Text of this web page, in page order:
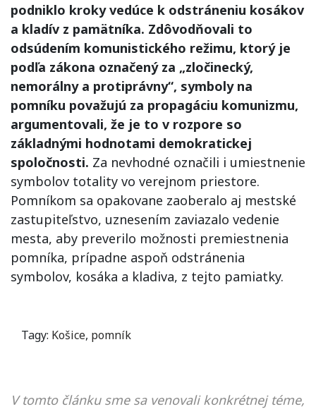
podniklo kroky vedúce k odstráneniu kosákov
a kladív z pamätníka. Zdôvodňovali to
odsúdením komunistického režimu, ktorý je
podľa zákona označený za „zločinecký,
nemorálny a protiprávny“, symboly na
pomníku považujú za propagáciu komunizmu,
argumentovali, že je to v rozpore so
základnými hodnotami demokratickej
spoločnosti. Za nevhodné označili i umiestnenie
symbolov totality vo verejnom priestore.
Pomníkom sa opakovane zaoberalo aj mestské
zastupiteľstvo, uznesením zaviazalo vedenie
mesta, aby preverilo možnosti premiestnenia
pomníka, prípadne aspoň odstránenia
symbolov, kosáka a kladiva, z tejto pamiatky.
Tagy: Košice, pomník
V tomto článku sme sa venovali konkrétnej téme,